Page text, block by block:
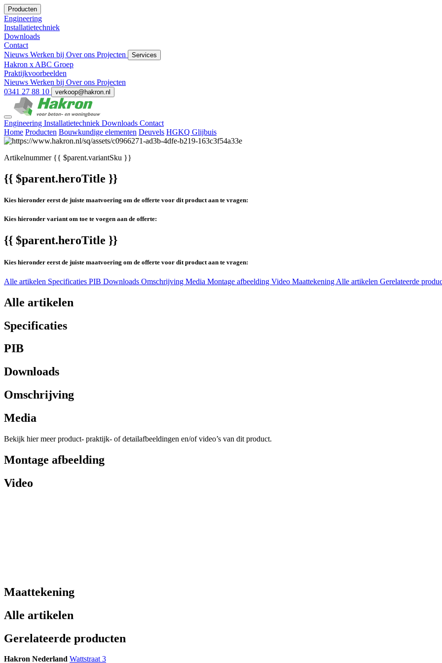
Producten
Engineering
Installatietechniek
Downloads
Contact
Nieuws Werken bij Over ons Projecten Services
Hakron x ABC Groep
Praktijkvoorbeelden
Nieuws Werken bij Over ons Projecten
0341 27 88 10
verkoop@hakron.nl
Engineering Installatietechniek Downloads Contact
Home Producten Bouwkundige elementen Deuvels HGKQ Glijbuis
Artikelnummer{{ $parent.variantSku }}
{{ $parent.heroTitle }}
Kies hieronder eerst de juiste maatvoering om de offerte voor dit product aan te vragen:
Kies hieronder variant om toe te voegen aan de offerte:
{{ $parent.heroTitle }}
Kies hieronder eerst de juiste maatvoering om de offerte voor dit product aan te vragen:
Alle artikelen Specificaties PIB Downloads Omschrijving Media Montage afbeelding Video Maattekening Alle artikelen Gerelateerde
Alle artikelen
Specificaties
PIB
Downloads
Omschrijving
Media
Bekijk hier meer product- praktijk- of detailafbeeldingen en/of video’s van dit product.
Montage afbeelding
Video
Maattekening
Alle artikelen
Gerelateerde producten
Hakron Nederland Wattstraat 3